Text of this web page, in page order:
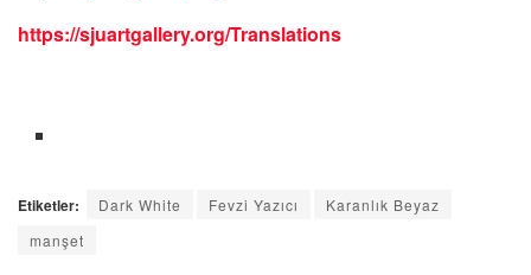
https://sjuartgallery.org/Translations
Etiketler: Dark White Fevzi Yazıcı
Karanlık Beyaz
manşet